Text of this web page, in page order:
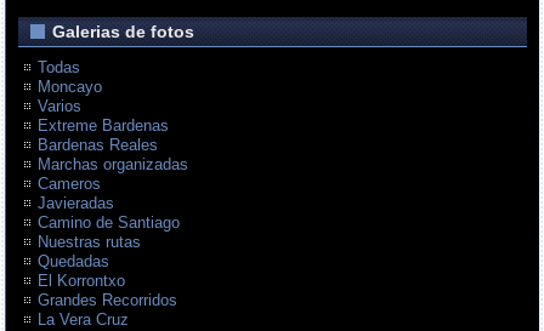
Galerias de fotos
Todas
Moncayo
Varios
Extreme Bardenas
Bardenas Reales
Marchas organizadas
Cameros
Javieradas
Camino de Santiago
Nuestras rutas
Quedadas
El Korrontxo
Grandes Recorridos
La Vera Cruz